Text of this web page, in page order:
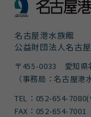
名古屋港水族館
公益財団法人名古
〒455-0033 愛知県
（事務局：名古屋港
TEL：052-654-7080(
FAX：052-654-7001